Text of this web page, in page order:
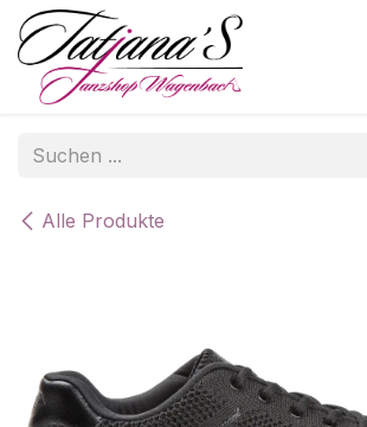
Zum Inhalt springen
Alle Produkte